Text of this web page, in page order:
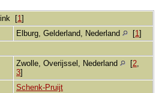
[1]
Elburg, Gelderland, Nederland [1]
Zwolle, Overijssel, Nederland [2,
3]
Schenk-Pruijt